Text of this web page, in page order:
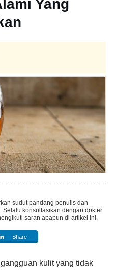
Yang
sudut pandang penulis dan
Selalu konsultasikan dengan dokter
saran apapun di artikel ini.
Share
kulit yang tidak